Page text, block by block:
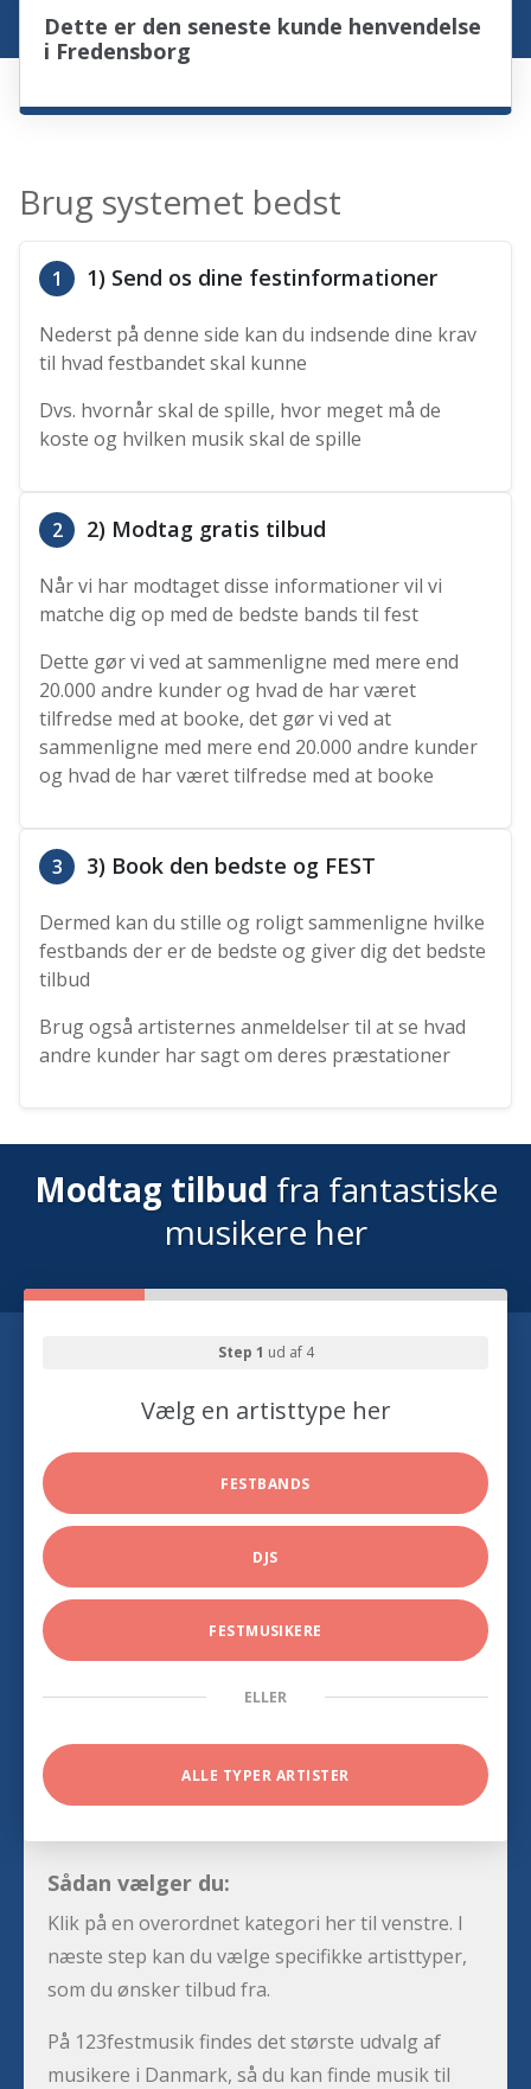
Dette er den seneste kunde henvendelse
i Fredensborg
Brug systemet bedst
1 1) Send os dine festinformationer
Nederst på denne side kan du indsende dine krav
til hvad festbandet skal kunne
Dvs. hvornår skal de spille, hvor meget må de
koste og hvilken musik skal de spille
2 2) Modtag gratis tilbud
Når vi har modtaget disse informationer vil vi
matche dig op med de bedste bands til fest
Dette gør vi ved at sammenligne med mere end
20.000 andre kunder og hvad de har været
tilfredse med at booke, det gør vi ved at
sammenligne med mere end 20.000 andre kunder
og hvad de har været tilfredse med at booke
3 3) Book den bedste og FEST
Dermed kan du stille og roligt sammenligne hvilke
festbands der er de bedste og giver dig det bedste
tilbud
Brug også artisternes anmeldelser til at se hvad
andre kunder har sagt om deres præstationer
Modtag tilbud fra fantastiske
musikere her
Step 1 ud af 4
Vælg en artisttype her
FESTBANDS
DJS
FESTMUSIKERE
ELLER
ALLE TYPER ARTISTER
Sådan vælger du:
Klik på en overordnet kategori her til venstre. I
næste step kan du vælge specifikke artisttyper,
som du ønsker tilbud fra.
På 123festmusik findes det største udvalg af
musikere i Danmark, så du kan finde musik til